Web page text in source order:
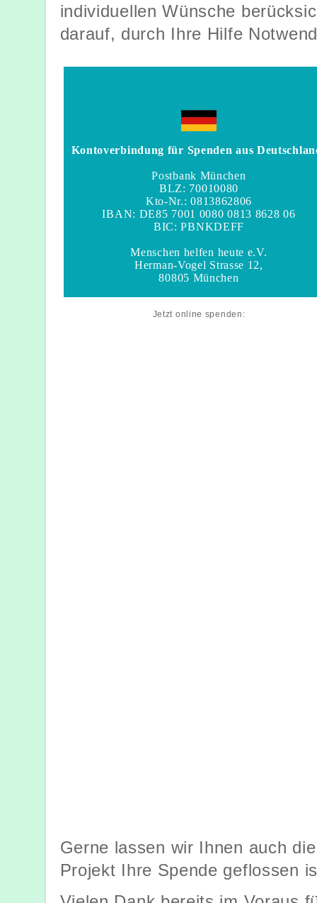
individuellen Wünsche
darauf, durch Ihre Hilfe
Kontoverbindung für Spenden aus
Postbank München
BLZ: 70010080
Kto-Nr.: 0813862806
IBAN: DE85 7001 0080 0813 8628 06
BIC: PBNKDEFF
Menschen helfen heute e.V.
Herman-Vogel Strasse 12,
80805 München
Jetzt online spenden:
Gerne lassen wir Ihnen auch
Projekt Ihre Spende geflossen